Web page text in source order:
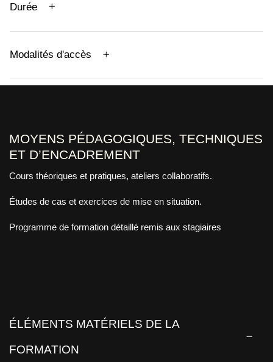
Durée
Modalités d'accès
MOYENS PÉDAGOGIQUES, TECHNIQUES
ET D’ENCADREMENT
Cours théoriques et pratiques, ateliers collaboratifs.
Études de cas et exercices de mise en situation.
Programme de formation détaillé remis aux stagiaires
ÉLÉMENTS MATÉRIELS DE LA
FORMATION